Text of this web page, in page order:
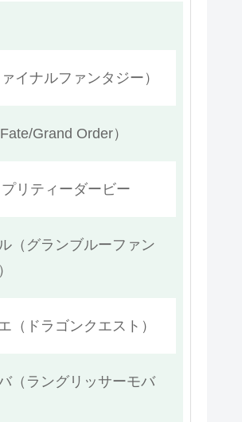
イナルファンタジー）
Grand Order）
リティーダービー
（グランブルーファン
（ドラゴンクエスト）
（ラングリッサーモバ